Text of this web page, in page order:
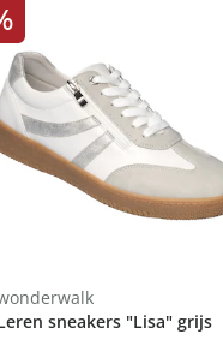
&
sneakers "Lisa" grijs